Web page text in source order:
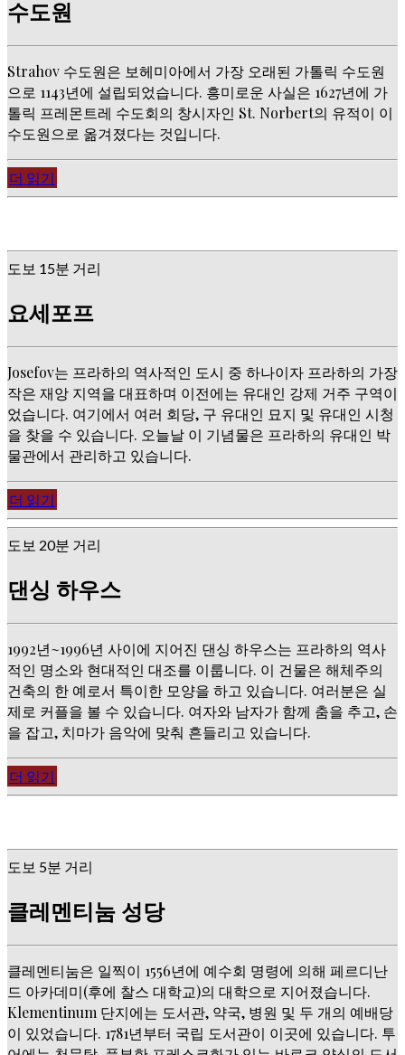
수도원
Strahov 수도원은 보헤미아에서 가장 오래된 가톨릭 수도원
으로 1143년에 설립되었습니다. 흥미로운 사실은 1627년에 가
톨릭 프레몬트레 수도회의 창시자인 St. Norbert의 유적이 이
수도원으로 옮겨졌다는 것입니다.
더 읽기
도보 15분 거리
요세포프
Josefov는 프라하의 역사적인 도시 중 하나이자 프라하의 가장
작은 재앙 지역을 대표하며 이전에는 유대인 강제 거주 구역이
었습니다. 여기에서 여러 회당, 구 유대인 묘지 및 유대인 시청
을 찾을 수 있습니다. 오늘날 이 기념물은 프라하의 유대인 박
물관에서 관리하고 있습니다.
더 읽기
도보 20분 거리
댄싱 하우스
1992년~1996년 사이에 지어진 댄싱 하우스는 프라하의 역사
적인 명소와 현대적인 대조를 이룹니다. 이 건물은 해체주의
건축의 한 예로서 특이한 모양을 하고 있습니다. 여러분은 실
제로 커플을 볼 수 있습니다. 여자와 남자가 함께 춤을 추고, 손
을 잡고, 치마가 음악에 맞춰 흔들리고 있습니다.
더 읽기
도보 5분 거리
클레멘티눔 성당
클레멘티눔은 일찍이 1556년에 예수회 명령에 의해 페르디난
드 아카데미(후에 찰스 대학교)의 대학으로 지어졌습니다.
Klementinum 단지에는 도서관, 약국, 병원 및 두 개의 예배당
이 있었습니다. 1781년부터 국립 도서관이 이곳에 있습니다. 투